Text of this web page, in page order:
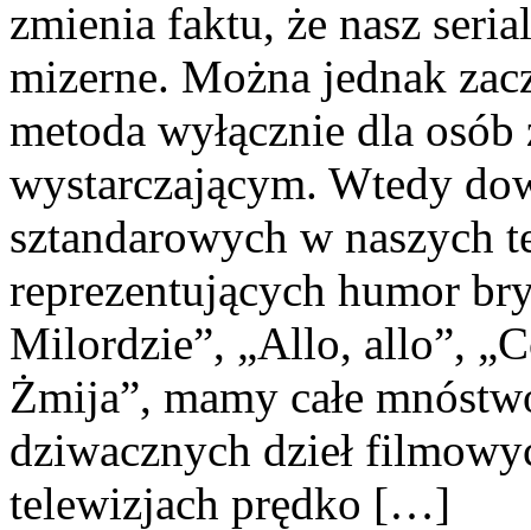
zmienia faktu, że nasz
mizerne. Można jednak
metoda wyłącznie dla
wystarczającym. Wtedy
sztandarowych w naszych
reprezentujących humor
Milordzie”, „Allo, allo”,
Żmija”, mamy całe
dziwacznych dzieł
telewizjach prędko […]